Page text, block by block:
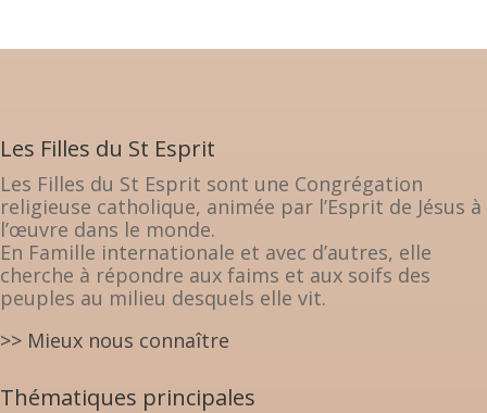
Les Filles du St Esprit
Les Filles du St Esprit sont une Congrégation
religieuse catholique, animée par l’Esprit de Jésus à
l’œuvre dans le monde.
En Famille internationale et avec d’autres, elle
cherche à répondre aux faims et aux soifs des
peuples au milieu desquels elle vit.
>> Mieux nous connaître
Thématiques principales